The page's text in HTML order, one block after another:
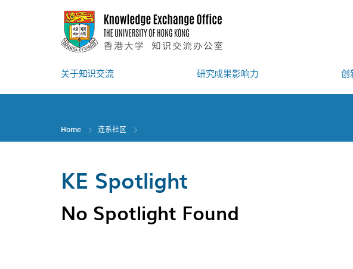
关于知识交流 研究成果影响力 创
Home 连系社区
KE Spotlight
No Spotlight Found